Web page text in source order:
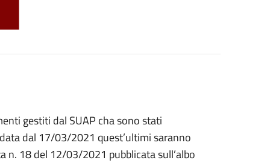
gestiti dal SUAP cha sono stati
dal 17/03/2021 quest’ultimi saranno
n. 18 del 12/03/2021 pubblicata sull’albo